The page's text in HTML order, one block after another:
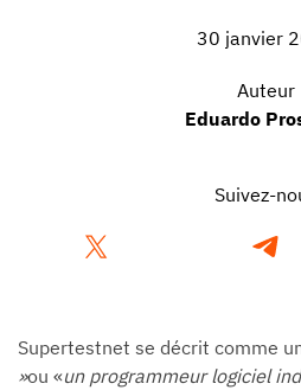
30 janvier
Auteur
Eduardo
Suivez-
Supertestnet se décrit comme
»ou «un programmeur logiciel